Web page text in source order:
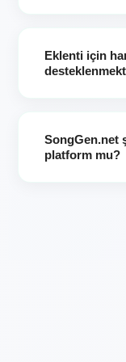
Eklenti için
gerekiyorsa, AI
enstrümantal +
SongGen.net
platform mu?